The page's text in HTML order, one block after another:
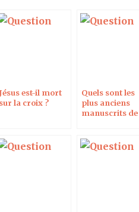
Jésus est-il mort
sur la croix ?
Quels sont les
plus anciens
manuscrits de